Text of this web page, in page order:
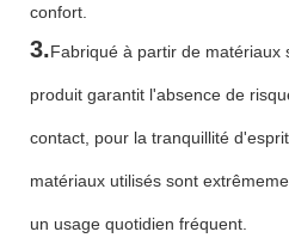
confort.
3.Fabriqué à partir de matériaux
produit garantit l'absence de
contact, pour la tranquillité
matériaux utilisés sont
un usage quotidien fréquent.